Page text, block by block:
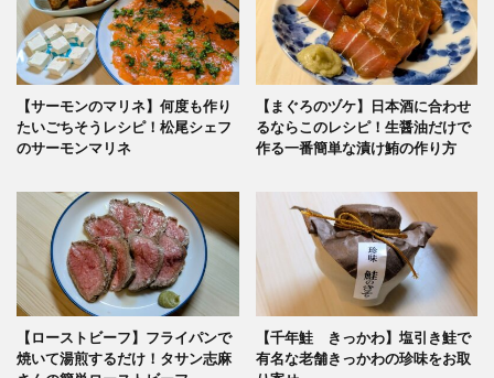
【サーモンのマリネ】何度も作り
たいごちそうレシピ！松尾シェフ
のサーモンマリネ
【まぐろのヅケ】日本酒に合わせ
るならこのレシピ！生醤油だけで
作る一番簡単な漬け鮪の作り方
【ローストビーフ】フライパンで
焼いて湯煎するだけ！タサン志麻
【千年鮭 きっかわ】塩引き鮭で
有名な老舗きっかわの珍味をお取